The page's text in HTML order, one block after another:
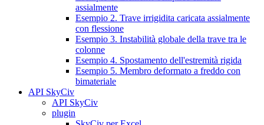
assialmente
Esempio 2. Trave irrigidita caricata assialmente
con flessione
Esempio 3. Instabilità globale della trave tra le
colonne
Esempio 4. Spostamento dell'estremità rigida
Esempio 5. Membro deformato a freddo con
bimateriale
API SkyCiv
API SkyCiv
plugin